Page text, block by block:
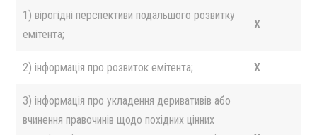
1) вірогідні перспективи подальшого розвитку
емітента;
X
2) інформація про розвиток емітента; X
3) інформація про укладення деривативів або
вчинення правочинів щодо похідних цінних